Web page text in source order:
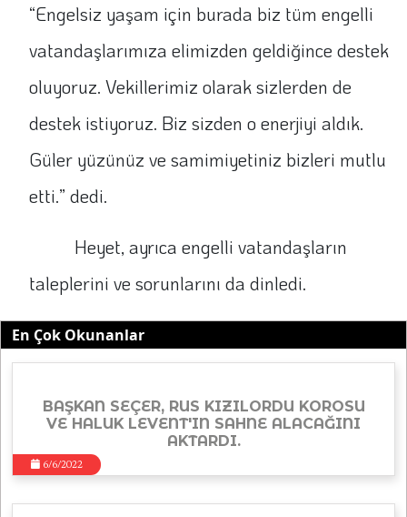
“Engelsiz yaşam için burada biz tüm engelli
vatandaşlarımıza elimizden geldiğince destek
oluyoruz. Vekillerimiz olarak sizlerden de
destek istiyoruz. Biz sizden o enerjiyi aldık.
Güler yüzünüz ve samimiyetiniz bizleri mutlu
etti.” dedi.
Heyet, ayrıca engelli vatandaşların
taleplerini ve sorunlarını da dinledi.
En Çok Okunanlar
BAŞKAN SEÇER, RUS KIZILORDU KOROSU
VE HALUK LEVENT'IN SAHNE ALACAĞINI
AKTARDI.
6/6/2022